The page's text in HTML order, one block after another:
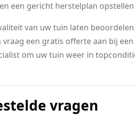
een gericht herstelplan
van uw tuin laten
een gratis offerte aan bij
om uw tuin weer in
vragen